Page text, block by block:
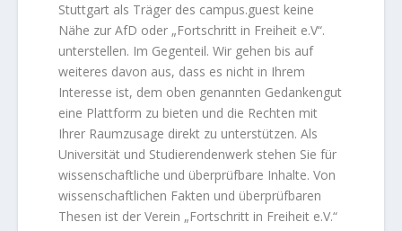
Stuttgart als Träger des campus.guest keine
Nähe zur AfD oder „Fortschritt in Freiheit e.V“.
unterstellen. Im Gegenteil. Wir gehen bis auf
weiteres davon aus, dass es nicht in Ihrem
Interesse ist, dem oben genannten Gedankengut
eine Plattform zu bieten und die Rechten mit
Ihrer Raumzusage direkt zu unterstützen. Als
Universität und Studierendenwerk stehen Sie für
wissenschaftliche und überprüfbare Inhalte. Von
wissenschaftlichen Fakten und überprüfbaren
Thesen ist der Verein „Fortschritt in Freiheit e.V.“